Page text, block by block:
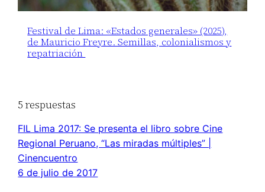
Festival de Lima: «Estados generales» (2025),
de Mauricio Freyre. Semillas, colonialismos y
repatriación
5 respuestas
FIL Lima 2017: Se presenta el libro sobre Cine
Regional Peruano, “Las miradas múltiples” |
Cinencuentro
6 de julio de 2017